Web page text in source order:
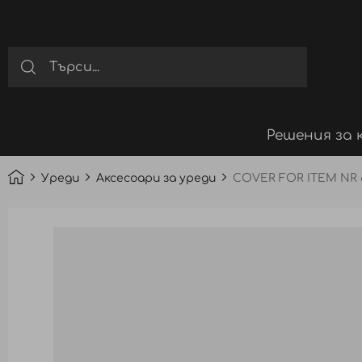
Решения за
Уреди Аксесоари за уреди COVER FOR ITEM NR